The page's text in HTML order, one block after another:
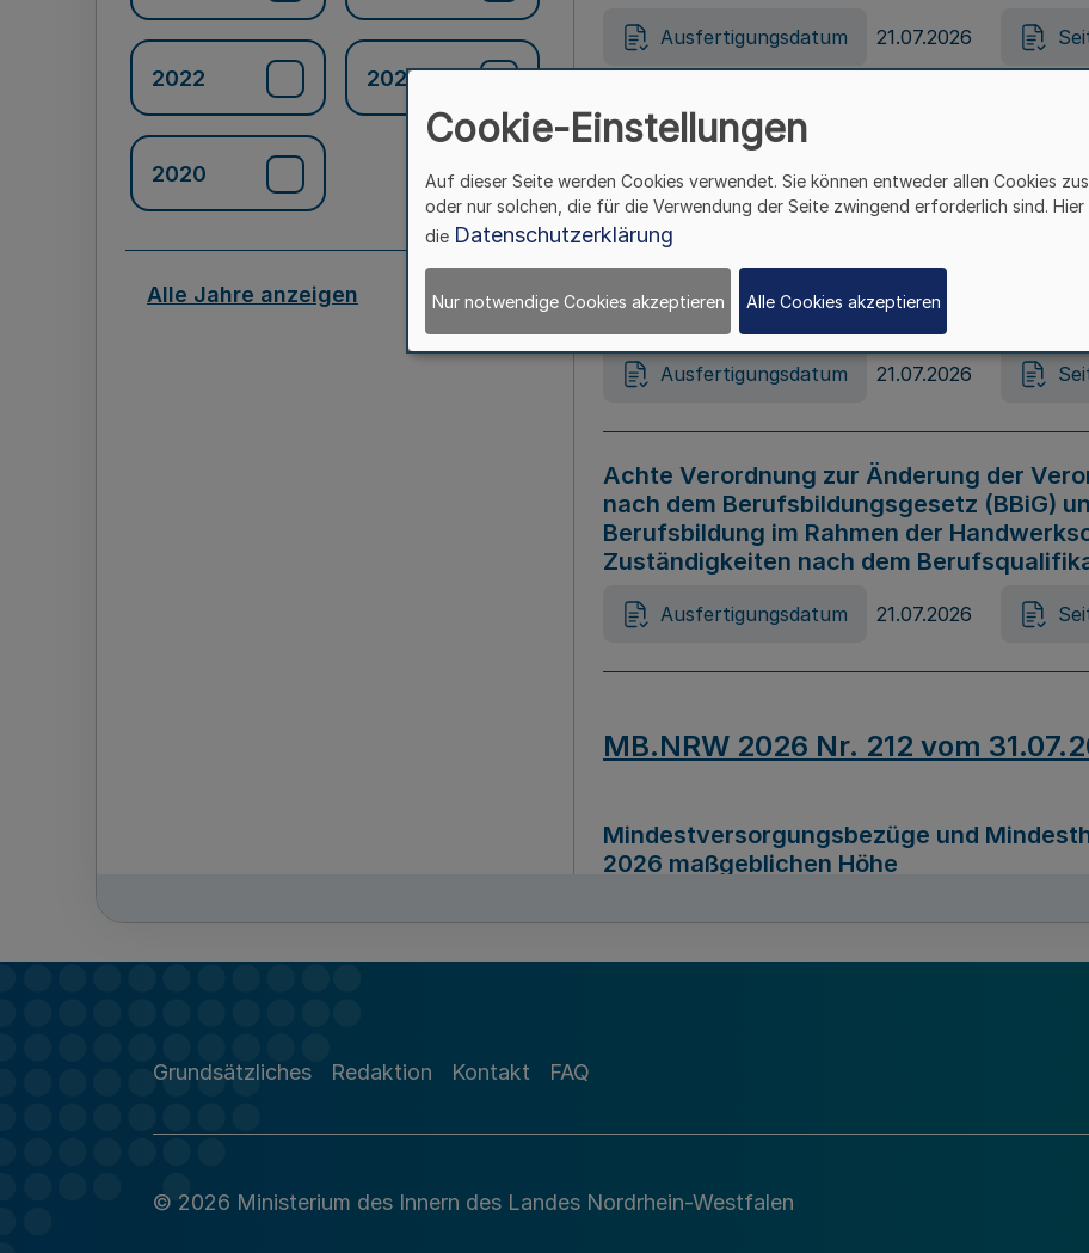
2022 2021
2020
Alle Jahre anzeigen
Ausfertigungsdatum 21.07.2026
Gesetz zur Vermeidung von
(Landesantidiskriminierungsgesetz –
Ausfertigungsdatum 21.07.2026
Gesetz zur Änderung des Online-
Ausfertigungsdatum 21.07.2026
Achte Verordnung zur Änderung der
nach dem Berufsbildungsgesetz (BBiG)
Berufsbildung im Rahmen der
Zuständigkeiten nach dem
Ausfertigungsdatum 21.07.2026
MB.NRW 2026 Nr. 212 vom
Mindestversorgungsbezüge und
2026 maßgeblichen Höhe
Richtlinie zur Durchführung des
Grundsätzliches Redaktion Kontakt FAQ
© 2026 Ministerium des Innern des Landes Nordrhein-Westfalen
Cookie-Einstellungen
Auf dieser Seite werden Cookies verwendet. Sie können entweder allen Cookies
oder nur solchen, die für die Verwendung der Seite zwingend erforderlich sind.
die Datenschutzerklärung
Nur notwendige Cookies akzeptieren Alle Cookies akzeptieren